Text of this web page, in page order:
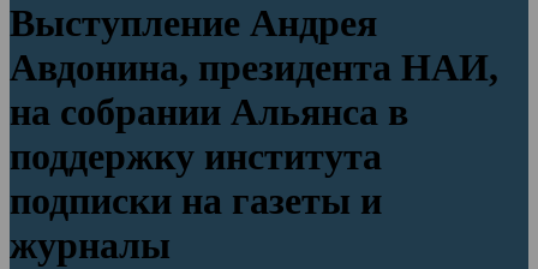
Выступление Андрея
Авдонина, президента НАИ,
на собрании Альянса в
поддержку института
подписки на газеты и
журналы